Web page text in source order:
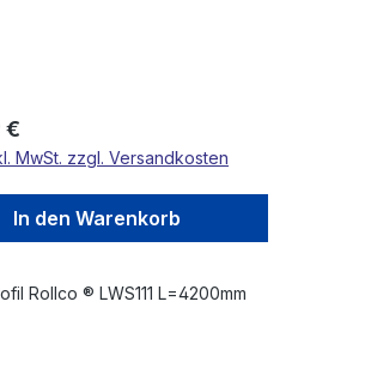
Preis:
€
MwSt. zzgl. Versandkosten
In den Warenkorb